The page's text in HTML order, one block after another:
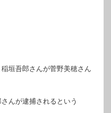
垣吾郎さんが菅野美穂さん
んが逮捕されるという